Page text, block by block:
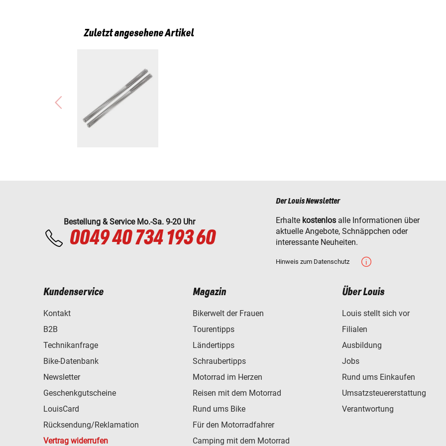
Zuletzt angesehene Artikel
Bestellung & Service Mo.-Sa. 9-20 Uhr
0049 40 734 193 60
Der Louis Newsletter
Erhalte kostenlos alle Informationen über
aktuelle Angebote, Schnäppchen oder
interessante Neuheiten.
Hinweis zum Datenschutz
Kundenservice
Kontakt
B2B
Technikanfrage
Bike-Datenbank
Newsletter
Geschenkgutscheine
LouisCard
Rücksendung/Reklamation
Vertrag widerrufen
Magazin
Bikerwelt der Frauen
Tourentipps
Ländertipps
Schraubertipps
Motorrad im Herzen
Reisen mit dem Motorrad
Rund ums Bike
Für den Motorradfahrer
Camping mit dem Motorrad
Über Louis
Louis stellt sich vor
Filialen
Ausbildung
Jobs
Rund ums Einkaufen
Umsatzsteuererstattung
Verantwortung